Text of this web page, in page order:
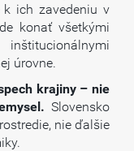
ich zavedeniu v
konať všetkými
úrovne.
krajiny – nie
Slovensko
nie ďalšie